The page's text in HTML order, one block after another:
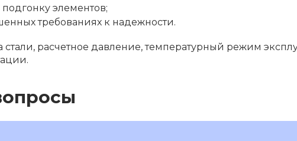
элементов;
требованиях к надежности.
расчетное давление, температурный режим